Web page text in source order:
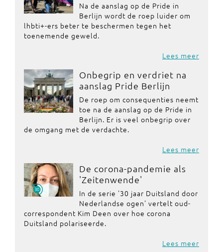
Na de aanslag op de Pride in
Berlijn wordt de roep luider om
lhbti+-ers beter te beschermen tegen het
toenemende geweld.
Lees meer
Onbegrip en verdriet na
aanslag Pride Berlijn
De roep om consequenties neemt
toe na de aanslag op de Pride in
Berlijn. Er is veel onbegrip over
de omgang met de verdachte.
Lees meer
De corona-pandemie als
'Zeitenwende'
In de serie '30 jaar Duitsland door
Nederlandse ogen' vertelt oud-
correspondent Kim Deen over hoe corona
Duitsland polariseerde.
Lees meer